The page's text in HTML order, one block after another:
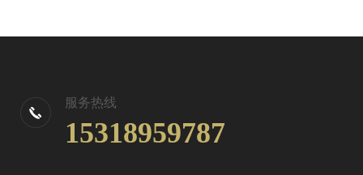
服务热线
15318959787